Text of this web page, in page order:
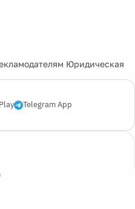
Юридическая
Telegram App